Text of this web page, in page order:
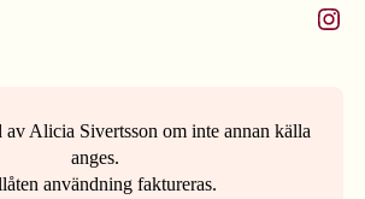
Instagram
Alicia Sivertsson om inte annan källa
anges.
användning faktureras.